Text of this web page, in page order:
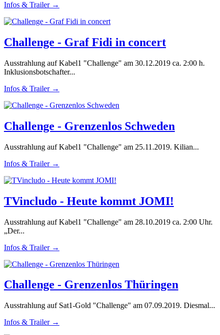
Infos & Trailer →
Challenge - Graf Fidi in concert
Ausstrahlung auf Kabel1 "Challenge" am 30.12.2019 ca. 2:00 h.
Inklusionsbotschafter...
Infos & Trailer →
Challenge - Grenzenlos Schweden
Ausstrahlung auf Kabel1 "Challenge" am 25.11.2019. Kilian...
Infos & Trailer →
TVincludo - Heute kommt JOMI!
Ausstrahlung auf Kabel1 "Challenge" am 28.10.2019 ca. 2:00 Uhr.
„Der...
Infos & Trailer →
Challenge - Grenzenlos Thüringen
Ausstrahlung auf Sat1-Gold "Challenge" am 07.09.2019. Diesmal...
Infos & Trailer →